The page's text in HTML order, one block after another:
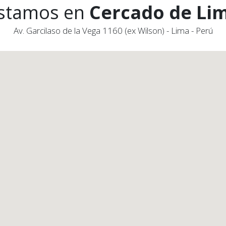
en Cercado de
Av. Garcilaso de la Vega 1160 (ex Wilson) - Lima - Perú